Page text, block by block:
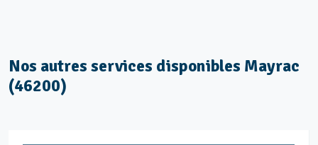
Nos autres services disponibles Mayrac
(46200)